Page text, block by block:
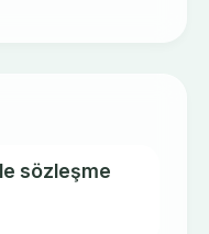
sözleşme